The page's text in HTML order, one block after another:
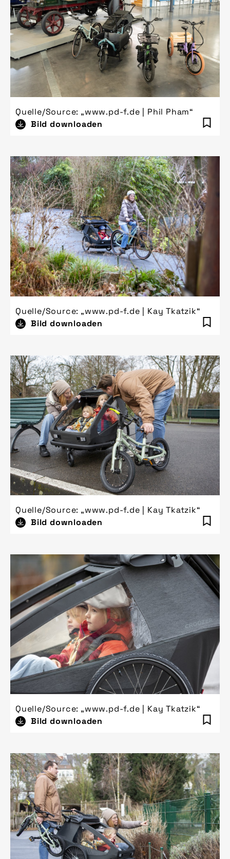
Quelle/Source: „www.pd-f.de | Phil Pham“
Bild downloaden
Quelle/Source: „www.pd-f.de | Kay Tkatzik“
Bild downloaden
Quelle/Source: „www.pd-f.de | Kay Tkatzik“
Bild downloaden
Quelle/Source: „www.pd-f.de | Kay Tkatzik“
Bild downloaden